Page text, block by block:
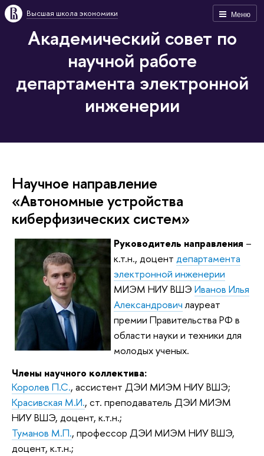
Меню
Высшая школа экономики
Академический совет по
научной работе
департамента электронной
инженерии
Научное направление
«Автономные устройства
киберфизических систем»
Руководитель направления –
к.т.н., доцент департамента
электронной инженерии
МИЭМ НИУ ВШЭ Иванов Илья
Александрович лауреат
премии Правительства РФ в
области науки и техники для
молодых ученых.
Члены научного коллектива:
Королев П.С., ассистент ДЭИ МИЭМ НИУ ВШЭ;
Красивская М.И., ст. преподаватель ДЭИ МИЭМ
НИУ ВШЭ, доцент, к.т.н.;
Туманов М.П., профессор ДЭИ МИЭМ НИУ ВШЭ,
доцент, к.т.н.;